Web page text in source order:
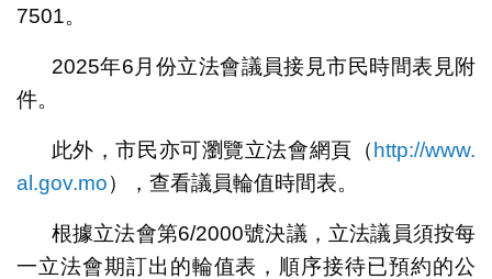
7501。
2025年6月份立法會議員接見市民時間表見附
件。
此外，市民亦可瀏覽立法會網頁（http://www.
al.gov.mo），查看議員輪值時間表。
根據立法會第6/2000號決議，立法議員須按每
一立法會期訂出的輪值表，順序接待已預約的公